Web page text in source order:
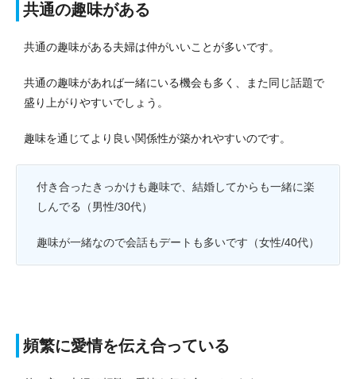
共通の趣味がある
共通の趣味がある夫婦は仲がいいことが多いです。
共通の趣味があれば一緒にいる機会も多く、また同じ話題で
盛り上がりやすいでしょう。
趣味を通じてより良い関係性が築かれやすいのです。
付き合ったきっかけも趣味で、結婚してからも一緒に楽
しんでる（男性/30代）
趣味が一緒なので会話もデートも多いです（女性/40代）
頻繁に愛情を伝え合っている